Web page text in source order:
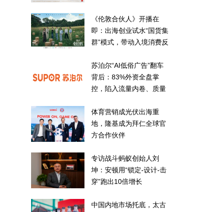
《伦敦合伙人》开播在
即：出海创业试水“国货集
群”模式，带动入境消费反
苏泊尔“AI低俗广告”翻车
背后：83%外资全盘掌
控，陷入流量内卷、质量
体育营销成光伏出海重
地，隆基成为拜仁全球官
方合作伙伴
专访战斗蚂蚁创始人刘
坤：安顿用“锁定-设计-击
穿”跑出10倍增长
中国内地市场托底，太古